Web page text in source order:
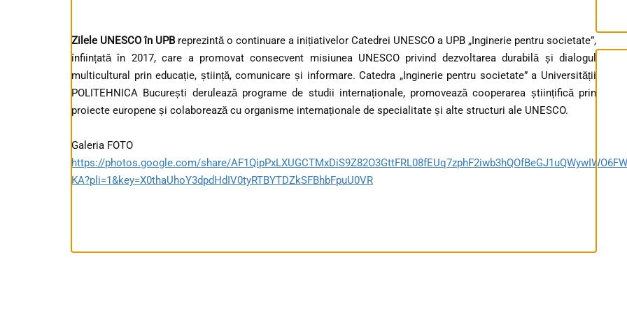
Zilele UNESCO în UPB reprezintă o continuare a inițiativelor Catedrei UNESCO a UPB „Inginerie pentru societate”,
înființată în 2017, care a promovat consecvent misiunea UNESCO privind dezvoltarea durabilă și dialogul
multicultural prin educație, știință, comunicare și informare. Catedra „Inginerie pentru societate” a Universității
POLITEHNICA București derulează programe de studii internaționale, promovează cooperarea științifică prin
proiecte europene și colaborează cu organisme internaționale de specialitate și alte structuri ale UNESCO.
Galeria FOTO
https://photos.google.com/share/
KA?pli=1&key=X0thaUhoY3dpdHdIV0tyRTBYTDZkSFBhbFpuU0VR